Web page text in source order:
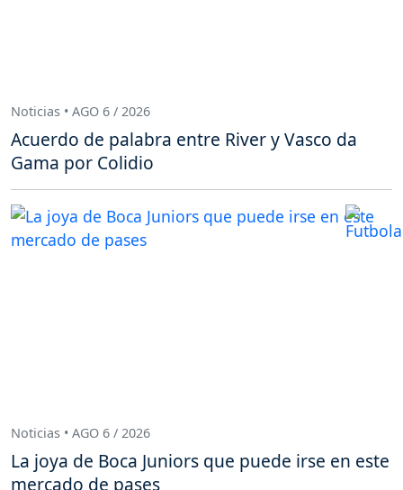
Noticias • AGO 6 / 2026
Acuerdo de palabra entre River y Vasco da
Gama por Colidio
Noticias • AGO 6 / 2026
La joya de Boca Juniors que puede irse en este
mercado de pases